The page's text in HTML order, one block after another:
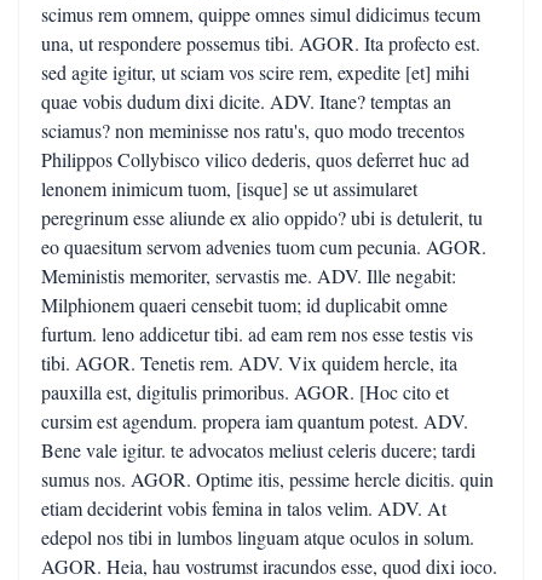
scimus rem omnem, quippe omnes simul didicimus tecum
una, ut respondere possemus tibi. AGOR. Ita profecto est.
sed agite igitur, ut sciam vos scire rem, expedite [et] mihi
quae vobis dudum dixi dicite. ADV. Itane? temptas an
sciamus? non meminisse nos ratu's, quo modo trecentos
Philippos Collybisco vilico dederis, quos deferret huc ad
lenonem inimicum tuom, [isque] se ut assimularet
peregrinum esse aliunde ex alio oppido? ubi is detulerit, tu
eo quaesitum servom advenies tuom cum pecunia. AGOR.
Meministis memoriter, servastis me. ADV. Ille negabit:
Milphionem quaeri censebit tuom; id duplicabit omne
furtum. leno addicetur tibi. ad eam rem nos esse testis vis
tibi. AGOR. Tenetis rem. ADV. Vix quidem hercle, ita
pauxilla est, digitulis primoribus. AGOR. [Hoc cito et
cursim est agendum. propera iam quantum potest. ADV.
Bene vale igitur. te advocatos meliust celeris ducere; tardi
sumus nos. AGOR. Optime itis, pessime hercle dicitis. quin
etiam deciderint vobis femina in talos velim. ADV. At
edepol nos tibi in lumbos linguam atque oculos in solum.
AGOR. Heia, hau vostrumst iracundos esse, quod dixi ioco.